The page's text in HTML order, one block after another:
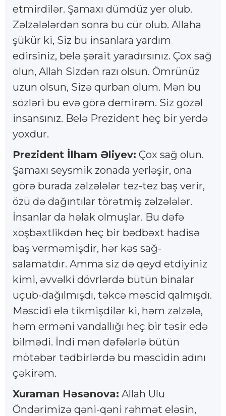
etmirdilər. Şamaxı dümdüz yer olub.
Zəlzələlərdən sonra bu cür olub. Allaha
şükür ki, Siz bu insanlara yardım
edirsiniz, belə şərait yaradırsınız. Çox sağ
olun, Allah Sizdən razı olsun. Ömrünüz
uzun olsun, Sizə qurban olum. Mən bu
sözləri bu evə görə demirəm. Siz gözəl
insansınız. Belə Prezident heç bir yerdə
yoxdur.
Prezident İlham Əliyev: Çox sağ olun.
Şamaxı seysmik zonada yerləşir, ona
görə burada zəlzələlər tez-tez baş verir,
özü də dağıntılar törətmiş zəlzələlər.
İnsanlar da həlak olmuşlar. Bu dəfə
xoşbəxtlikdən heç bir bədbəxt hadisə
baş verməmişdir, hər kəs sağ-
salamatdır. Amma siz də qeyd etdiyiniz
kimi, əvvəlki dövrlərdə bütün binalar
uçub-dağılmışdı, təkcə məscid qalmışdı.
Məscidi elə tikmişdilər ki, həm zəlzələ,
həm erməni vandallığı heç bir təsir edə
bilmədi. İndi mən dəfələrlə bütün
mötəbər tədbirlərdə bu məscidin adını
çəkirəm.
Xuraman Həsənova: Allah Ulu
Öndərimizə qəni-qəni rəhmət eləsin,